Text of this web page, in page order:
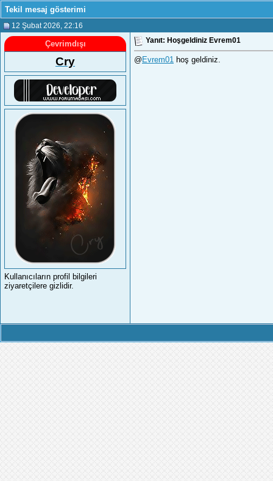
Tekil mesaj gösterimi
12 Şubat 2026 , 22:16
Çevrimdışı
Cry
Kullanıcıların profil bilgileri
ziyaretçilere gizlidir.
Yanıt: Hoşgeldiniz Evrem01
@ Evrem01 hoş geldiniz.